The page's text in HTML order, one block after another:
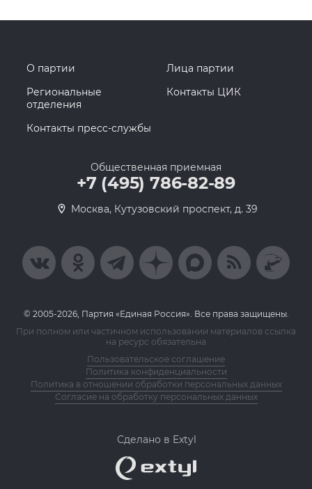
О партии
Лица партии
Региональные
отделения
Контакты ЦИК
Контакты пресс-службы
Общественная приемная
+7 (495) 786-82-89
Москва, Кутузовский проспект, д. 39
© 2005-2026, Партия «Единая Россия». Все права защищены.
При полном или частичном использовании материалов ссылка
на ресурс обязательна
Пользовательское соглашение
Политика конфиденциальности
Политика в отношении обработки персональных данных
Согласие на обработку персональных данных
Сделано в Extyl